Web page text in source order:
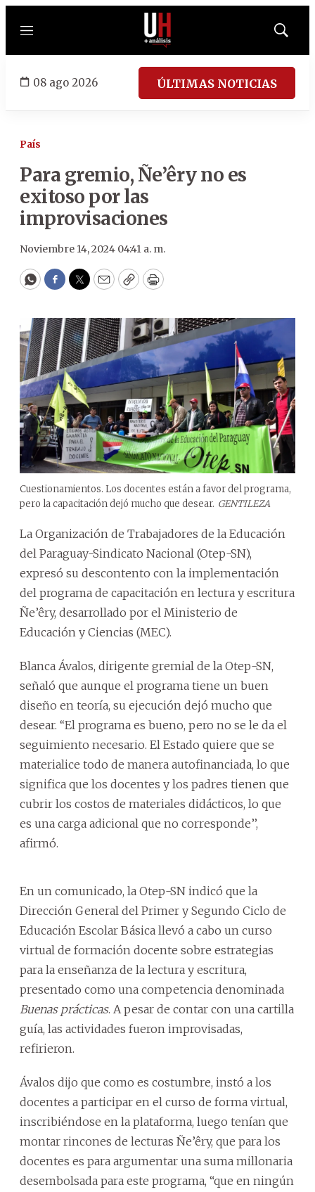
Menú
Mostrar
08 ago 2026 ÚLTIMAS NOTICIAS
País
Para gremio, Ñe’êry no es
exitoso por las
improvisaciones
Noviembre 14, 2024 04:41 a. m.
WhatsApp
Facebook
Twitter
EmailCopyPrint
Cuestionamientos. Los docentes están a favor del programa,
pero la capacitación dejó mucho que desear. GENTILEZA
La Organización de Trabajadores de la Educación
del Paraguay-Sindicato Nacional (Otep-SN),
expresó su descontento con la implementación
del programa de capacitación en lectura y escritura
Ñe’êry, desarrollado por el Ministerio de
Educación y Ciencias (MEC).
Blanca Ávalos, dirigente gremial de la Otep-SN,
señaló que aunque el programa tiene un buen
diseño en teoría, su ejecución dejó mucho que
desear. ‘‘El programa es bueno, pero no se le da el
seguimiento necesario. El Estado quiere que se
materialice todo de manera autofinanciada, lo que
significa que los docentes y los padres tienen que
cubrir los costos de materiales didácticos, lo que
es una carga adicional que no corresponde’’,
afirmó.
En un comunicado, la Otep-SN indicó que la
Dirección General del Primer y Segundo Ciclo de
Educación Escolar Básica llevó a cabo un curso
virtual de formación docente sobre estrategias
para la enseñanza de la lectura y escritura,
presentado como una competencia denominada
Buenas prácticas. A pesar de contar con una cartilla
guía, las actividades fueron improvisadas,
refirieron.
Ávalos dijo que como es costumbre, instó a los
docentes a participar en el curso de forma virtual,
inscribiéndose en la plataforma, luego tenían que
montar rincones de lecturas Ñe’êry, que para los
docentes es para argumentar una suma millonaria
desembolsada para este programa, “que en ningún